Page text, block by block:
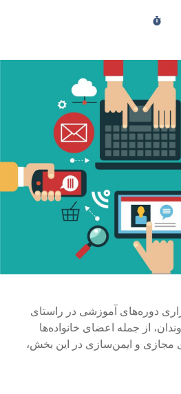
دوره‌های آموزشی در راستای
از جمله اعضای خانواده‌ها
مجازی و ایمن‌سازی در این بخش،